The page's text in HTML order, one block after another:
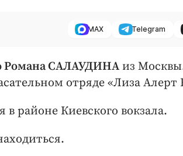
MAX Telegram
Романа САЛАУДИНАиз
отряде «Лиза Алерт
районе Киевского вокзала.